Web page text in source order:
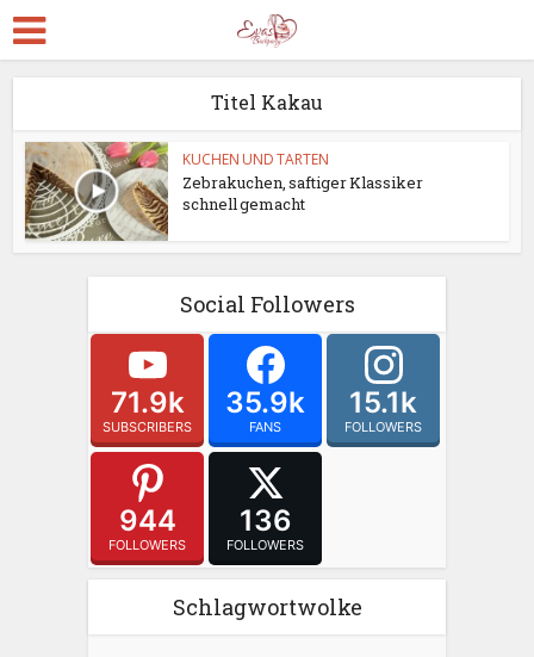
Titel Kakau
KUCHEN UND TARTEN
Zebrakuchen, saftiger Klassiker
schnell gemacht
Social Followers
71.9k
SUBSCRIBERS
35.9k
FANS
15.1k
FOLLOWERS
944
FOLLOWERS
136
FOLLOWERS
Schlagwortwolke